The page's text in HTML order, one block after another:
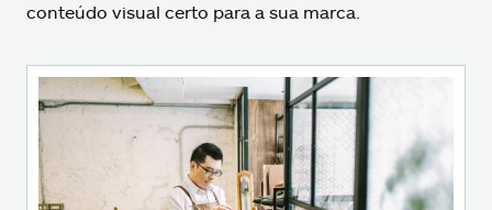
conteúdo visual certo para a sua marca.